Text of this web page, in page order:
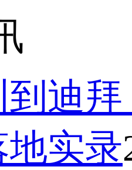
到迪
实录